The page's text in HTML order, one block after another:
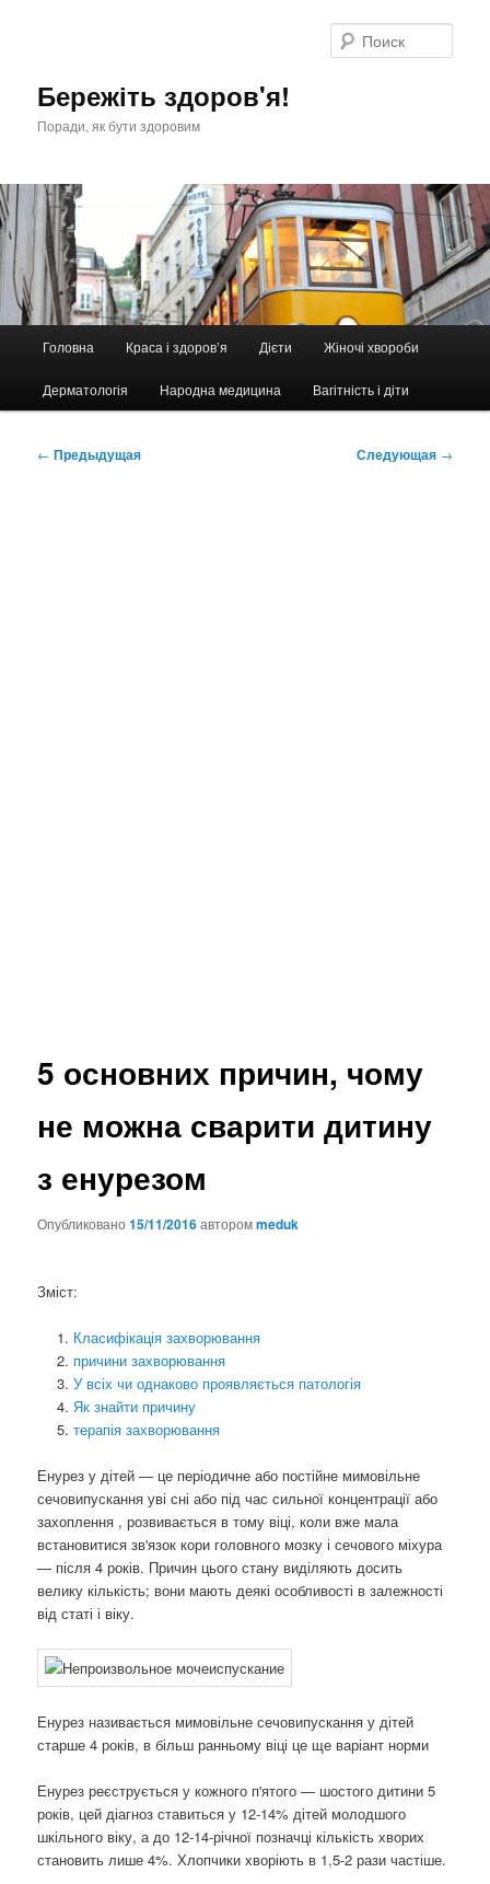
Бережіть здоров'я!
Поради, як бути здоровим
Головна Краса і здоров’я Дієти Жіночі хвороби
Дерматологія Народна медицина Вагітність і діти
Навигация
← Предыдущая Следующая →
5 основних причин, чому
не можна сварити дитину
з енурезом
Опубликовано15/11/2016авторомmeduk
Зміст:
Класифікація захворювання
причини захворювання
У всіх чи однаково проявляється патологія
Як знайти причину
терапія захворювання
Енурез у дітей — це періодичне або постійне мимовільне
сечовипускання уві сні або під час сильної концентрації або
захоплення , розвивається в тому віці, коли вже мала
встановитися зв'язок кори головного мозку і сечового міхура
— після 4 років. Причин цього стану виділяють досить
велику кількість; вони мають деякі особливості в залежності
від статі і віку.
Енурез називається мимовільне сечовипускання у дітей
старше 4 років, в більш ранньому віці це ще варіант норми
Енурез реєструється у кожного п'ятого — шостого дитини 5
років, цей діагноз ставиться у 12-14% дітей молодшого
шкільного віку, а до 12-14-річної позначці кількість хворих
становить лише 4%. Хлопчики хворіють в 1,5-2 рази частіше.